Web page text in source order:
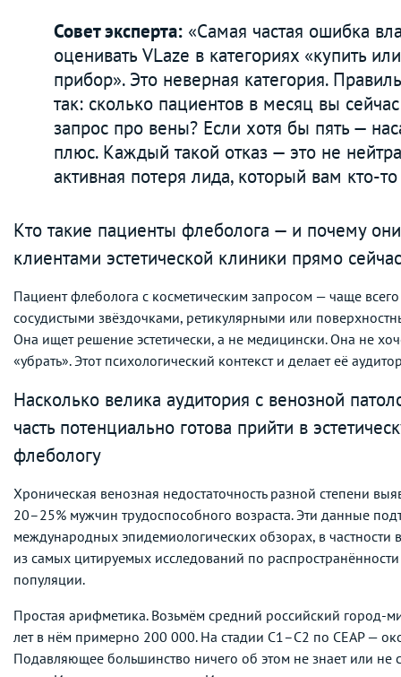
Совет эксперта: «Самая частая ошибка
оценивать VLaze в категориях «купить
прибор». Это неверная категория.
так: сколько пациентов в месяц вы
запрос про вены? Если хотя бы пять —
плюс. Каждый такой отказ — это не
активная потеря лида, который вам кто-
Кто такие пациенты флеболога — и почему они
клиентами эстетической клиники прямо сейчас
Пациент флеболога с косметическим запросом — чаще
сосудистыми звёздочками, ретикулярными или
Она ищет решение эстетически, а не медицински. Она не
«убрать». Этот психологический контекст и делает её
Насколько велика аудитория с венозной
часть потенциально готова прийти в
флебологу
Хроническая венозная недостаточность разной степени
20–25% мужчин трудоспособного возраста. Эти данные
международных эпидемиологических обзорах, в
из самых цитируемых исследований по
популяции.
Простая арифметика. Возьмём средний российский
лет в нём примерно 200 000. На стадии C1–C2 по CEAP —
Подавляющее большинство ничего об этом не знает или не